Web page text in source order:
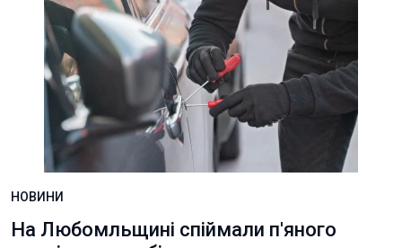
НОВИНИ
На Любомльщині спіймали п'яного